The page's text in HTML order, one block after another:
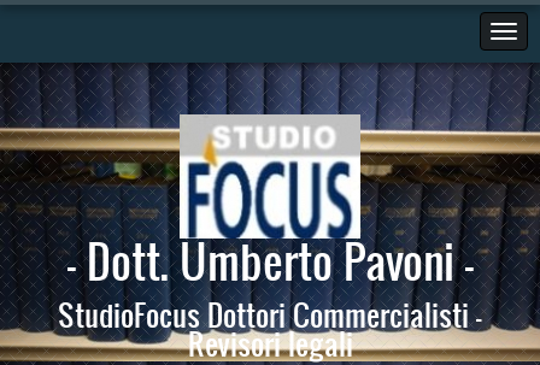
- Dott. Umberto Pavoni -
StudioFocus Dottori Commercialisti -
Revisori legali